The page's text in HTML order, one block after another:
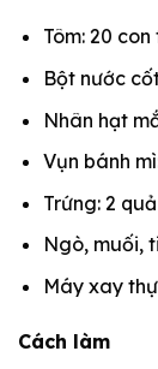
Tôm: 20
Bột nước
Nhân hạt
Vụn bánh
Trứng: 2 quả
Ngò, muối,
Máy xay
Cách làm